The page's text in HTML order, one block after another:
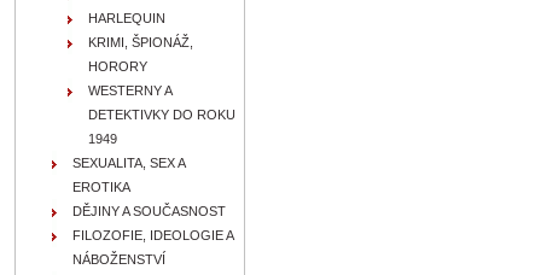
HARLEQUIN
KRIMI, ŠPIONÁŽ,
HORORY
WESTERNY A
DETEKTIVKY DO ROKU
1949
SEXUALITA, SEX A
EROTIKA
DĚJINY A SOUČASNOST
FILOZOFIE, IDEOLOGIE A
NÁBOŽENSTVÍ